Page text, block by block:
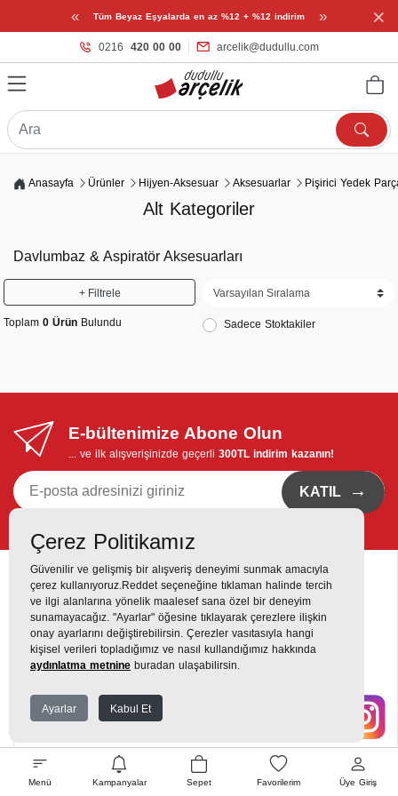
« Tüm Beyaz Eşyalarda en az %12 + %12 indirim » ×
0216 420 00 00 arcelik@dudullu.com
Menü Kampanyalar Sepet Favorilerim Üye Giriş
Anasayfa Ürünler Hijyen-Aksesuar Aksesuarlar Pişirici Yedek
Alt Kategoriler
Davlumbaz & Aspiratör Aksesuarları
+ Filtrele
Toplam 0 Ürün Bulundu Sadece Stoktakiler
E-bültenimize Abone Olun
... ve ilk alışverişinizde geçerli 300TL indirim kazanın!
KATIL →
Destek Hattı
0216 420 00 00
Yukarı Dudullu, Alemdağ Cd No: 806, 34760 Dudullu, Ümraniye,
İstanbul
Çerez Politikamız
Güvenilir ve gelişmiş bir alışveriş deneyimi sunmak amacıyla
çerez kullanıyoruz.Reddet seçeneğine tıklaman halinde tercih
ve ilgi alanlarına yönelik maalesef sana özel bir deneyim
sunamayacağız. "Ayarlar" öğesine tıklayarak çerezlere ilişkin
onay ayarlarını değiştirebilirsin. Çerezler vasıtasıyla hangi
kişisel verileri topladığımız ve nasıl kullandığımız hakkında
aydınlatma metnine buradan ulaşabilirsin.
Ayarlar Kabul Et